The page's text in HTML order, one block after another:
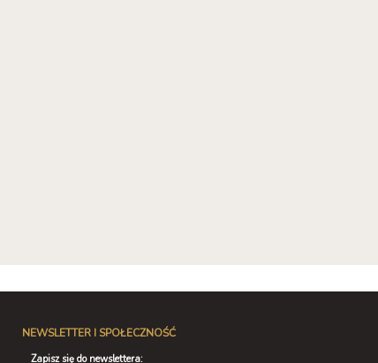
NEWSLETTER I SPOŁECZNOŚĆ
Zapisz się do newslettera: